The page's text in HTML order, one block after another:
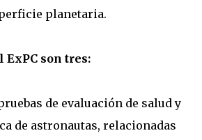
planetaria.
ExPC son tres:
de evaluación de salud y
de astronautas, relacionadas